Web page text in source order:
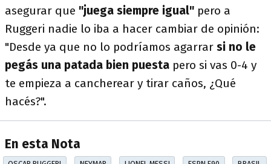
asegurar que "juega siempre igual" pero a
Ruggeri nadie lo iba a hacer cambiar de opinión:
"Desde ya que no lo podríamos agarrar si no le
pegás una patada bien puesta pero si vas 0-4 y
te empieza a cancherear y tirar caños, ¿Qué
hacés?".
En esta Nota